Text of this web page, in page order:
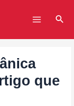
Menu
que